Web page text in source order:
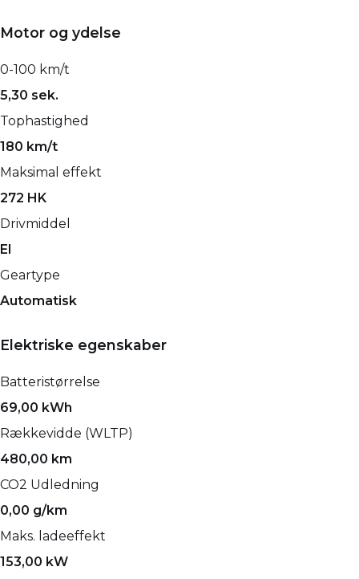
Motor og ydelse
0-100 km/t
5,30 sek.
Tophastighed
180 km/t
Maksimal effekt
272 HK
Drivmiddel
El
Geartype
Automatisk
Elektriske egenskaber
Batteristørrelse
69,00 kWh
Rækkevidde (WLTP)
480,00 km
CO2 Udledning
0,00 g/km
Maks. ladeeffekt
153,00 kW